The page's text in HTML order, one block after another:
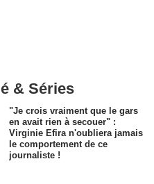
& Séries
"Je crois vraiment que le gars
en avait rien à secouer" :
Virginie Efira n'oubliera jamais
le comportement de ce
journaliste !